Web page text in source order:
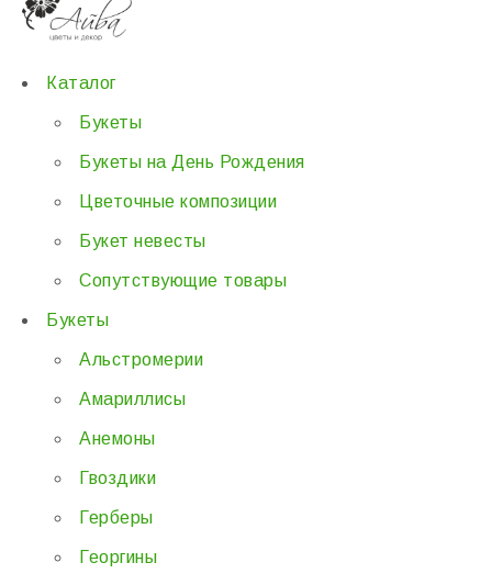
Каталог
Букеты
Букеты на День Рождения
Цветочные композиции
Букет невесты
Сопутствующие товары
Букеты
Альстромерии
Амариллисы
Анемоны
Гвоздики
Герберы
Георгины